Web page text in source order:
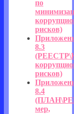
по
рисков)
8.3
рисков)
8.4
мер,